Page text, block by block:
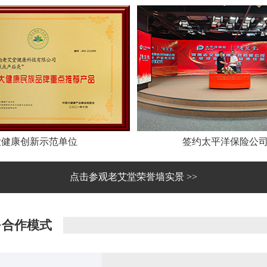
康创新示范单位 签约太平洋保险公
点击参观老艾堂荣誉墙实景 >>
合作模式